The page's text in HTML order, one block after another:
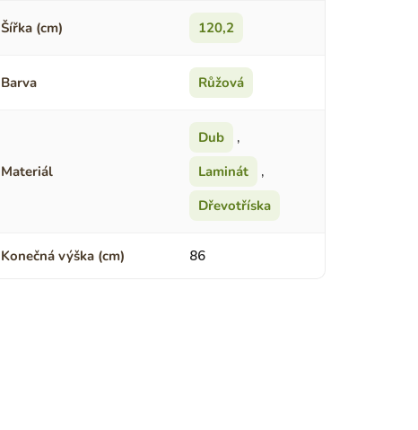
Šířka (cm) 120,2
Barva Růžová
Materiál
Dub
,
Laminát
,
Dřevotříska
Konečná výška (cm) 86